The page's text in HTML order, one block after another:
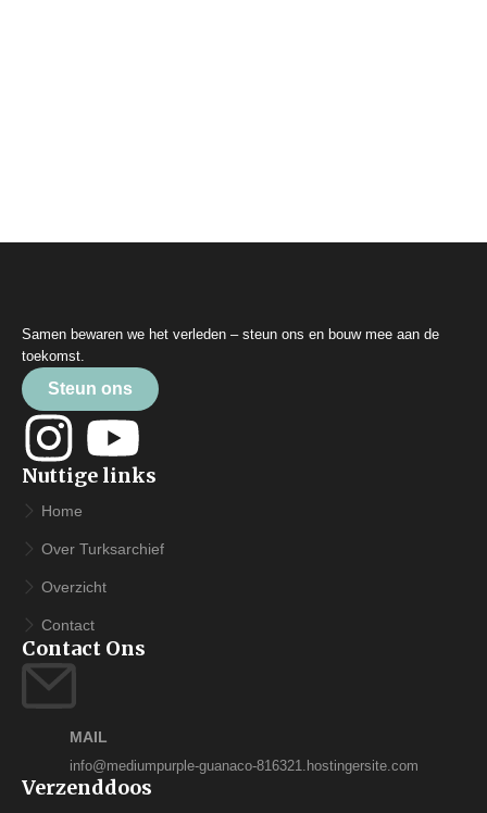
Samen bewaren we het verleden – steun ons en bouw mee aan de
toekomst.
Steun ons
Nuttige links
Home
Over Turksarchief
Overzicht
Contact
Contact Ons
MAIL
info@mediumpurple-guanaco-816321.hostingersite.com
Verzenddoos